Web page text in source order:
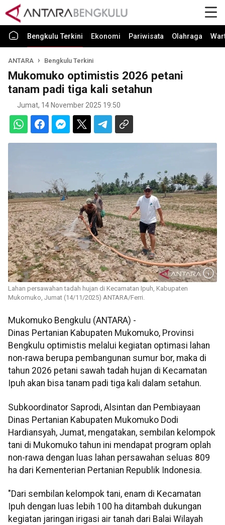
Bengkulu Terkini Ekonomi Pariwisata Olahraga
ANTARA Bengkulu Terkini
Mukomuko optimistis 2026 petani
tanam padi tiga kali setahun
Jumat, 14 November 2025 19:50
Lahan persawahan tadah hujan di Kecamatan Ipuh, Kabupaten
Mukomuko, Jumat (14/11/2025) ANTARA/Ferri.
Mukomuko Bengkulu (ANTARA) -
Dinas Pertanian Kabupaten Mukomuko, Provinsi
Bengkulu optimistis melalui kegiatan optimasi lahan
non-rawa berupa pembangunan sumur bor, maka di
tahun 2026 petani sawah tadah hujan di Kecamatan
Ipuh akan bisa tanam padi tiga kali dalam setahun.
Subkoordinator Saprodi, Alsintan dan Pembiayaan
Dinas Pertanian Kabupaten Mukomuko Dodi
Hardiansyah, Jumat, mengatakan, sembilan kelompok
tani di Mukomuko tahun ini mendapat program oplah
non-rawa dengan luas lahan persawahan seluas 809
ha dari Kementerian Pertanian Republik Indonesia.
"Dari sembilan kelompok tani, enam di Kecamatan
Ipuh dengan luas lebih 100 ha ditambah dukungan
kegiatan jaringan irigasi air tanah dari Balai Wilayah